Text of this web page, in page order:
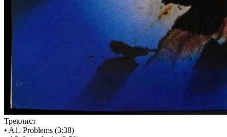
Треклист
• A1. Problems (3:38)